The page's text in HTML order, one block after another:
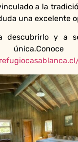
a la
una excelente
descubrirlo y a